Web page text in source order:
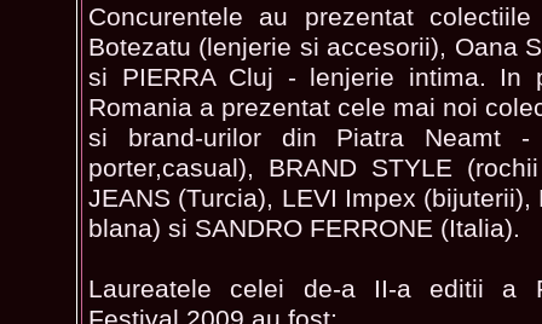
Concurentele au prezentat
Botezatu (lenjerie si accesorii), Oana
si PIERRA Cluj - lenjerie intima. In
Romania a prezentat cele mai noi
si brand-urilor din Piatra Neamt -
porter,casual), BRAND STYLE
JEANS (Turcia), LEVI Impex
blana) si SANDRO FERRONE (Italia).
Laureatele celei de-a II-a editii a